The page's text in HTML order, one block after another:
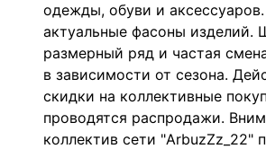
одежды, обуви и
актуальные фасоны изделий.
размерный ряд и частая
в зависимости от сезона.
скидки на коллективные
проводятся распродажи.
коллектив сети "ArbuzZz_22"